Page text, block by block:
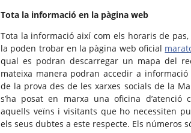
Tota la informació en la pàgina web
Tota la informació així com els horaris de
la poden trobar en la pàgina web oficial
qual es podran descarregar un mapa del
mateixa manera podran accedir a
de la prova des de les xarxes socials de la
s’ha posat en marxa una oficina
aquells veïns i visitants que ho necessiten
els seus dubtes a este respecte. Els números